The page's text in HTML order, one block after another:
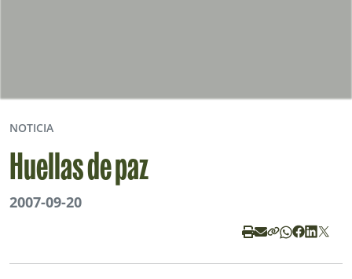
NOTICIA
Huellas de paz
2007-09-20